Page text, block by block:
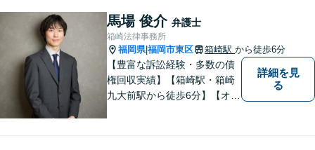
馬場 俊介 弁護士
箱崎法律事務所
福岡県|福岡市東区 箱崎駅 から徒歩6分
【豊富な訴訟経験・多数の債
権回収実績】【箱崎駅・箱崎
九大前駅から徒歩6分】【オン
詳細を見
る